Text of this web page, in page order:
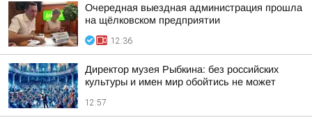
Очередная выездная администрация прошла
на щёлковском предприятии
12:36
Директор музея Рыбкина: без российских
культуры и имен мир обойтись не может
12:57